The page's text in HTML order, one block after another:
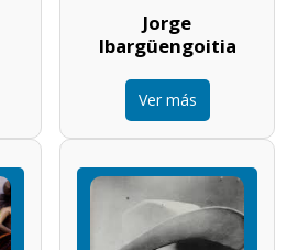
Jorge
Ibargüengoitia
Ver más